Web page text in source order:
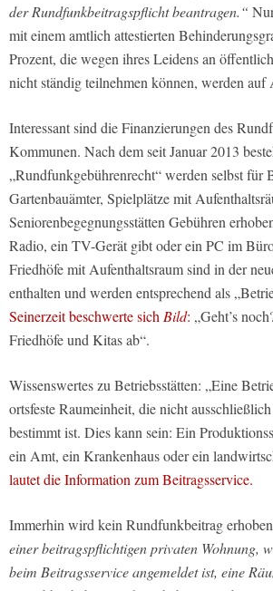
der Rundfunkbeitragspflicht beantragen.“
mit einem amtlich attestierten
Prozent, die wegen ihres Leidens an
nicht ständig teilnehmen können, werden auf
Interessant sind die Finanzierungen des
Kommunen. Nach dem seit Januar 2013
„Rundfunkgebührenrecht“ werden selbst für
Gartenbauämter, Spielplätze mit
Seniorenbegegnungsstätten Gebühren
Radio, ein TV-Gerät gibt oder ein PC im
Friedhöfe mit Aufenthaltsraum sind in der
enthalten und werden entsprechend als
Seinerzeit beschwerte sich Bild: „Geht’s
Friedhöfe und Kitas ab“.
Wissenswertes zu Betriebsstätten: „Eine
ortsfeste Raumeinheit, die nicht
bestimmt ist. Dies kann sein: Ein
ein Amt, ein Krankenhaus oder ein
lautet die Information zum Beitragsservice.
Immerhin wird kein Rundfunkbeitrag
einer beitragspflichtigen privaten Wohnung,
beim Beitragsservice angemeldet ist, eine